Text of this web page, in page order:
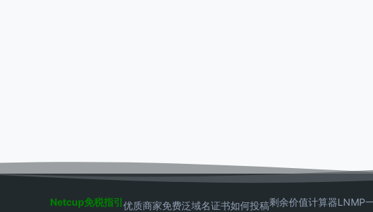
Netcup免税指引优质商家免费泛域名证书如何投稿剩余价值计算器LNMP